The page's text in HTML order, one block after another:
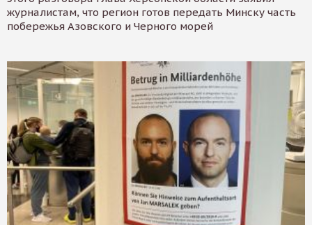
журналистам, что регион готов передать Минску часть
побережья Азовского и Черного морей